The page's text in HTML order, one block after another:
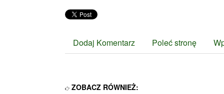
Dodaj Komentarz Poleć stronę
ZOBACZ RÓWNIEŻ: